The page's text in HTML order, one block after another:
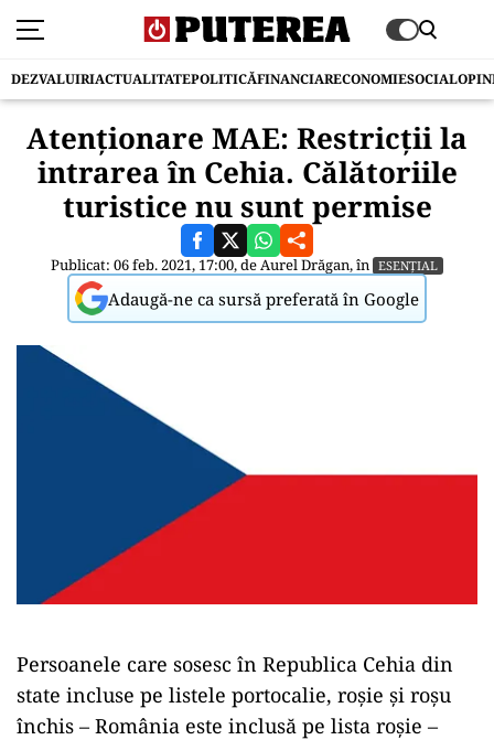
DEZVALUIRIACTUALITATEPOLITICĂFINANCIARECONOMIESOCIAL
Atenționare MAE: Restricții la
intrarea în Cehia. Călătoriile
turistice nu sunt permise
Publicat: 06 feb. 2021, 17:00, deAurel Drăgan, în ESENȚIAL
Adaugă-ne ca sursă preferată în Google
Persoanele care sosesc în Republica Cehia din
state incluse pe listele portocalie, roşie şi roşu
închis – România este inclusă pe lista roşie –